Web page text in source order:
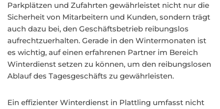
Parkplätzen und Zufahrten gewährleistet nicht nur die
Sicherheit von Mitarbeitern und Kunden, sondern trägt
auch dazu bei, den Geschäftsbetrieb reibungslos
aufrechtzuerhalten. Gerade in den Wintermonaten ist
es wichtig, auf einen erfahrenen Partner im Bereich
Winterdienst setzen zu können, um den reibungslosen
Ablauf des Tagesgeschäfts zu gewährleisten.
Ein effizienter Winterdienst in Plattling umfasst nicht